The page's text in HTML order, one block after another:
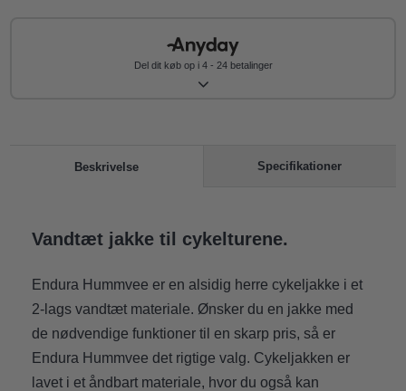
Del dit køb op i 4 - 24 betalinger
Beskrivelse Specifikationer
Vandtæt jakke til cykelturene.
Endura Hummvee er en alsidig herre cykeljakke i et
2-lags vandtæt materiale. Ønsker du en jakke med
de nødvendige funktioner til en skarp pris, så er
Endura Hummvee det rigtige valg. Cykeljakken er
lavet i et åndbart materiale, hvor du også kan